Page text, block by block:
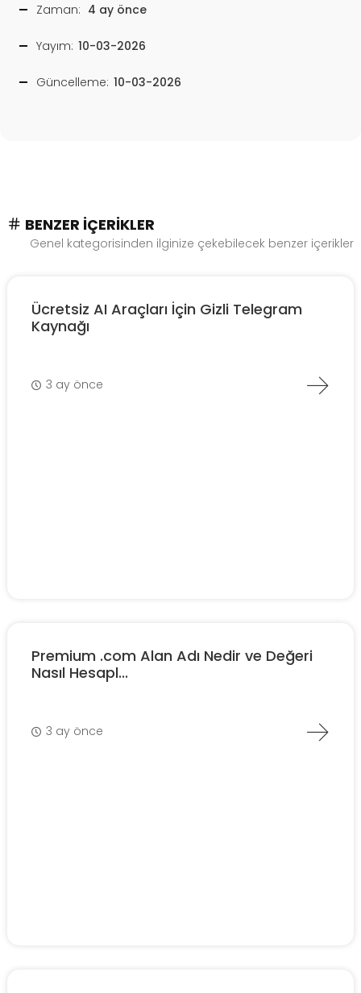
Zaman: 4 ay önce
Yayım: 10-03-2026
Güncelleme: 10-03-2026
BENZER İÇERIKLER
Genel kategorisinden ilginize çekebilecek benzer içerikler
Ücretsiz AI Araçları İçin Gizli Telegram
Kaynağı
3 ay önce
Premium .com Alan Adı Nedir ve Değeri
Nasıl Hesapl...
3 ay önce